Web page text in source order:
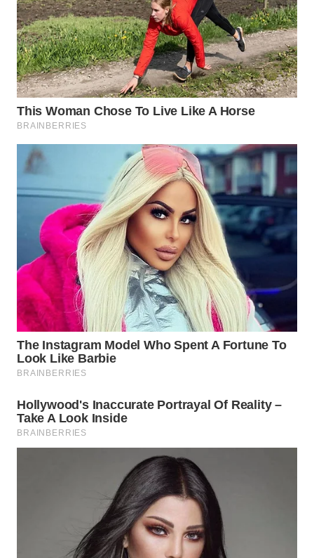
WN
NIAS
WN
LANGKAT
WN
SELATAN
WN
TANJUNG
LESUNG
WN
KARO
WN
SIMALUNGUN
WN
LABUHANBATU
WN
TAPANULI
TENGAH